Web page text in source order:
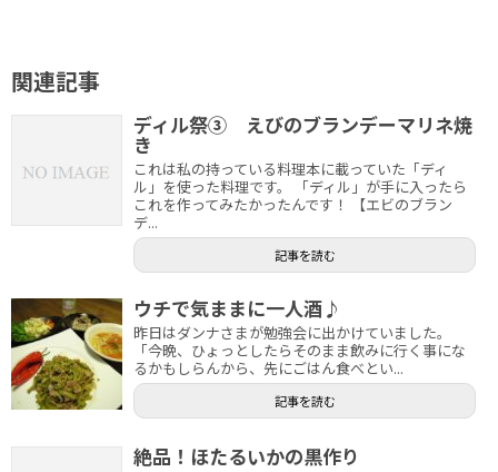
関連記事
ディル祭③ えびのブランデーマリネ焼
き
これは私の持っている料理本に載っていた「ディ
ル」を使った料理です。 「ディル」が手に入ったら
これを作ってみたかったんです！ 【エビのブラン
デ...
記事を読む
ウチで気ままに一人酒♪
昨日はダンナさまが勉強会に出かけていました。
「今晩、ひょっとしたらそのまま飲みに行く事にな
るかもしらんから、先にごはん食べとい...
記事を読む
絶品！ほたるいかの黒作り